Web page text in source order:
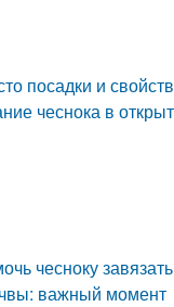
посадки и
чеснока в
чесноку
важный момент